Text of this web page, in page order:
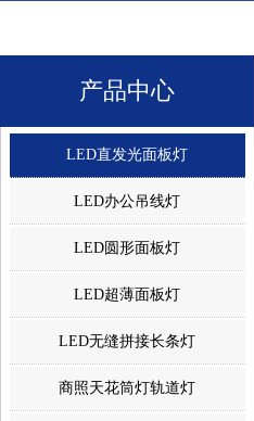
产品中心
LED直发光面板灯
LED办公吊线灯
LED圆形面板灯
LED超薄面板灯
LED无缝拼接长条灯
商照天花筒灯轨道灯